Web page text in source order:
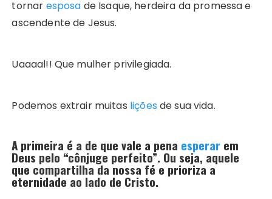
tornar esposa de Isaque, herdeira da promessa e
ascendente de Jesus.
Uaaaal!! Que mulher privilegiada.
Podemos extrair muitas lições de sua vida.
A primeira é a de que vale a pena esperar em
Deus pelo “cônjuge perfeito”. Ou seja, aquele
que compartilha da nossa fé e prioriza a
eternidade ao lado de Cristo.